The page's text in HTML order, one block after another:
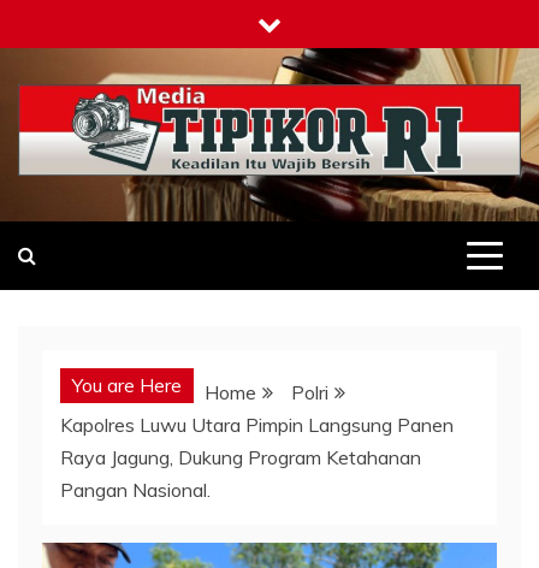
to
content
Tipikor-ri-online.my.id
Keadilan Itu Wajib Bersih
You are Here Home
Polri
Kapolres Luwu Utara Pimpin Langsung Panen
Raya Jagung, Dukung Program Ketahanan
Pangan Nasional.